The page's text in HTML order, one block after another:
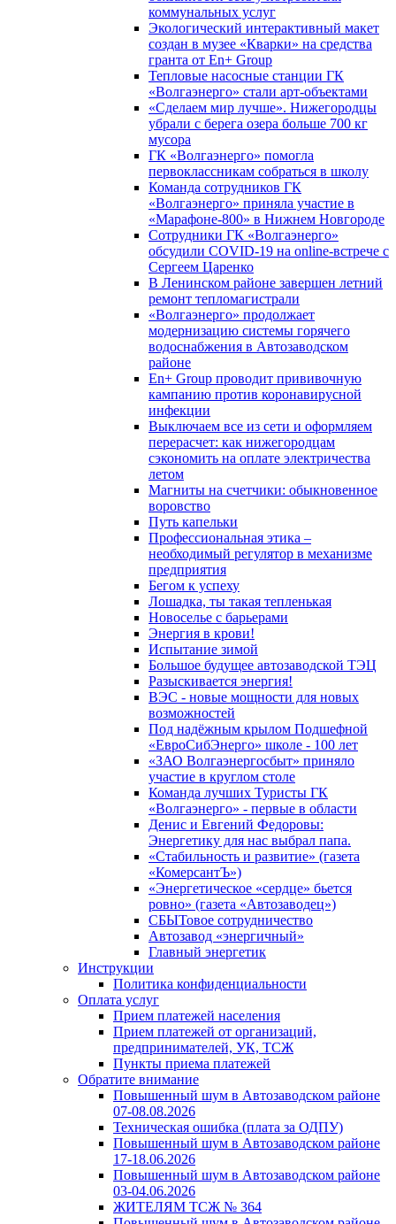
коммунальных услуг
Экологический интерактивный макет
создан в музее «Кварки» на средства
гранта от En+ Group
Тепловые насосные станции ГК
«Волгаэнерго» стали арт-объектами
«Сделаем мир лучше». Нижегородцы
убрали с берега озера больше 700 кг
мусора
ГК «Волгаэнерго» помогла
первоклассникам собраться в школу
Команда сотрудников ГК
«Волгаэнерго» приняла участие в
«Марафоне-800» в Нижнем Новгороде
Сотрудники ГК «Волгаэнерго»
обсудили COVID-19 на online-встрече с
Сергеем Царенко
В Ленинском районе завершен летний
ремонт тепломагистрали
«Волгаэнерго» продолжает
модернизацию системы горячего
водоснабжения в Автозаводском
районе
En+ Group проводит прививочную
кампанию против коронавирусной
инфекции
Выключаем все из сети и оформляем
перерасчет: как нижегородцам
сэкономить на оплате электричества
летом
Магниты на счетчики: обыкновенное
воровство
Путь капельки
Профессиональная этика –
необходимый регулятор в механизме
предприятия
Бегом к успеху
Лошадка, ты такая тепленькая
Новоселье с барьерами
Энергия в крови!
Испытание зимой
Большое будущее автозаводской ТЭЦ
Разыскивается энергия!
ВЭС - новые мощности для новых
возможностей
Под надёжным крылом Подшефной
«ЕвроСибЭнерго» школе - 100 лет
«ЗАО Волгаэнергосбыт» приняло
участие в круглом столе
Команда лучших Туристы ГК
«Волгаэнерго» - первые в области
Денис и Евгений Федоровы:
Энергетику для нас выбрал папа.
«Стабильность и развитие» (газета
«КомерсантЪ»)
«Энергетическое «сердце» бьется
ровно» (газета «Автозаводец»)
СБЫТовое сотрудничество
Автозавод «энергичный»
Главный энергетик
Инструкции
Политика конфиденциальности
Оплата услуг
Прием платежей населения
Прием платежей от организаций,
предпринимателей, УК, ТСЖ
Пункты приема платежей
Обратите внимание
Повышенный шум в Автозаводском районе
07-08.08.2026
Техническая ошибка (плата за ОДПУ)
Повышенный шум в Автозаводском районе
17-18.06.2026
Повышенный шум в Автозаводском районе
03-04.06.2026
ЖИТЕЛЯМ ТСЖ № 364